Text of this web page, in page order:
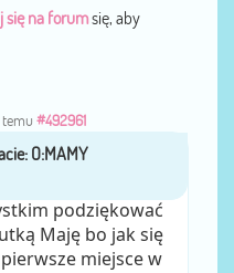
się na forumsię, aby
temu #492961
M
podziękować
Maję bo jak się
miejsce w